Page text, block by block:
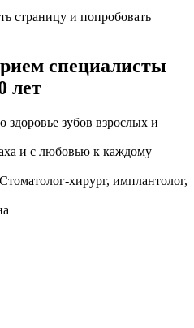
страницу и попробовать
специалисты
лет
здоровье зубов взрослых и
и с любовью к каждому
Стоматолог-хирург, имплантолог,